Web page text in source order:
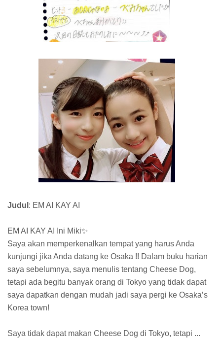
Judul : EM AI KAY AI
EM AI KAY AI Ini Miki✨
Saya akan memperkenalkan tempat yang harus Anda
kunjungi jika Anda datang ke Osaka !! Dalam buku harian
saya sebelumnya, saya menulis tentang Cheese Dog,
tetapi ada begitu banyak orang di Tokyo yang tidak dapat
saya dapatkan dengan mudah jadi saya pergi ke Osaka’s
Korea town!
Saya tidak dapat makan Cheese Dog di Tokyo, tetapi ...